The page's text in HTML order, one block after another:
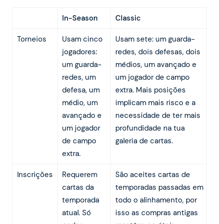
In-Season Classic
Torneios
Usam cinco
jogadores:
um guarda-
redes, um
defesa, um
médio, um
avançado e
um jogador
de campo
extra.
Usam sete: um guarda-
redes, dois defesas, dois
médios, um avançado e
um jogador de campo
extra. Mais posições
implicam mais risco e a
necessidade de ter mais
profundidade na tua
galeria de cartas.
Inscrições
Requerem
cartas da
temporada
atual. Só
São aceites cartas de
temporadas passadas em
todo o alinhamento, por
isso as compras antigas